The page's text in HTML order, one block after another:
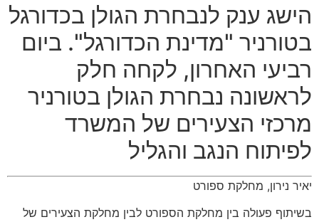
הישג ענק לנבחרת הגולן בכדורגל
בטורניר "מדינת הכדורגל". ביום
רביעי האחרון, לקחה חלק
לראשונה נבחרת הגולן בטורניר
מרכזי הצעירים של המשרד
לפיתוח הנגב והגליל
יאיר נירון, מחלקת ספורט
בשיתוף פעולה בין מחלקת הספורט לבין מחלקת הצעירים של